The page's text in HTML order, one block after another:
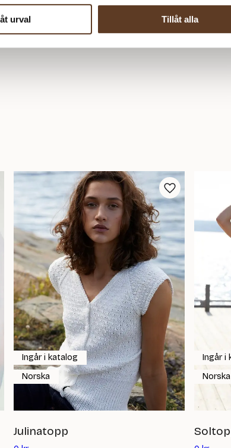
urval Tillåt alla
Julinatopp
Ingår i katalog
Norska
Ingår i
Norska